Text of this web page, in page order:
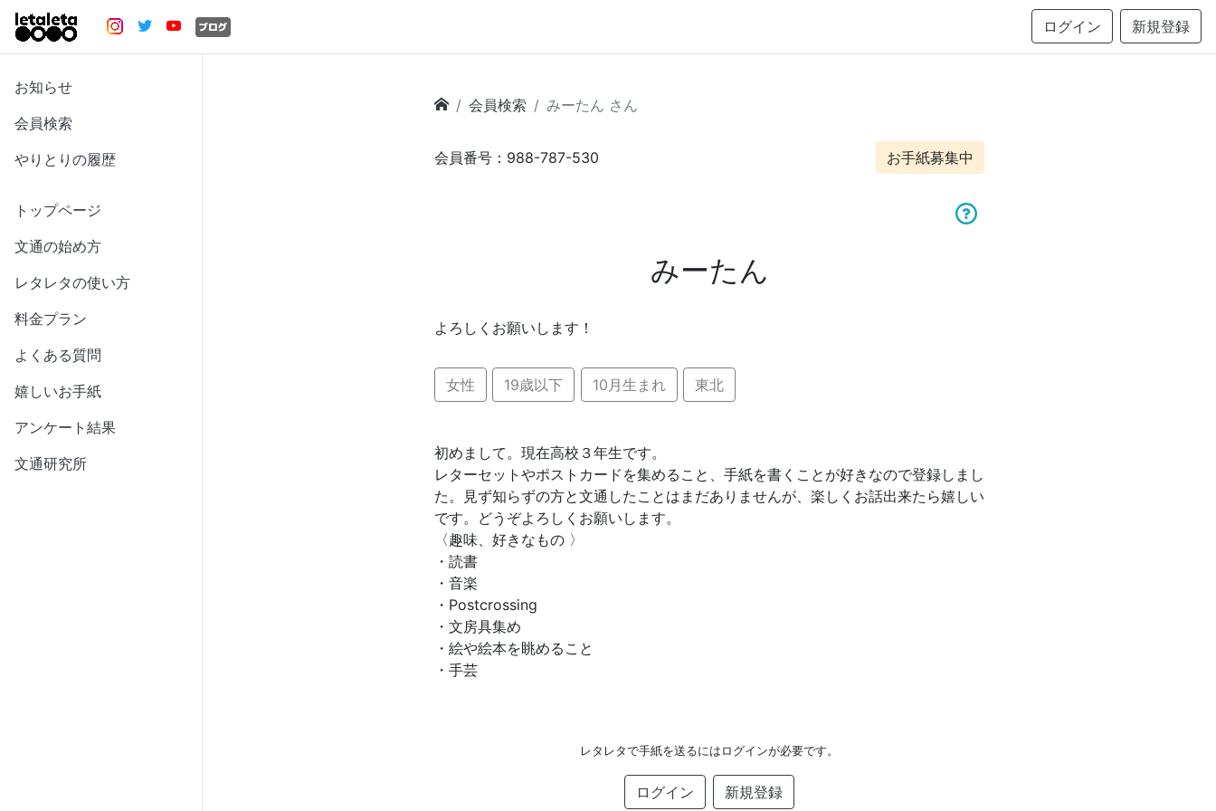
ログイン 新規登録
お知らせ
会員検索
やりとりの履歴
トップページ
文通の始め方
レタレタの使い方
料金プラン
よくある質問
嬉しいお手紙
アンケート結果
文通研究所
会員検索 みーたん さん
会員番号：988-787-530 お手紙募集中
みーたん
よろしくお願いします！
女性 19歳以下 10月生まれ 東北
初めまして。現在高校３年生です。
レターセットやポストカードを集めること、手紙を書くことが好きなので登録しまし
た。見ず知らずの方と文通したことはまだありませんが、楽しくお話出来たら嬉しい
です。どうぞよろしくお願いします。
〈趣味、好きなもの 〉
・読書
・音楽
・Postcrossing
・文房具集め
・絵や絵本を眺めること
・手芸
レタレタで手紙を送るにはログインが必要です。
ログイン 新規登録